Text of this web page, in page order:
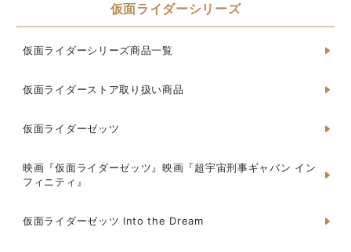
仮面ライダーシリーズ
仮面ライダーシリーズ商品一覧
仮面ライダーストア取り扱い商品
仮面ライダーゼッツ
映画『仮面ライダーゼッツ』映画『超宇宙刑事ギャバン イン
フィニティ』
仮面ライダーゼッツ Into the Dream